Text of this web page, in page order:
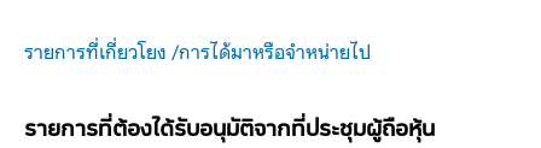
รายการที่เกี่ยวโยง /การได้มาหรือจำหน่ายไป
รายการที่ต้องได้รับอนุมัติจากที่ประชุมผู้ถือหุ้น